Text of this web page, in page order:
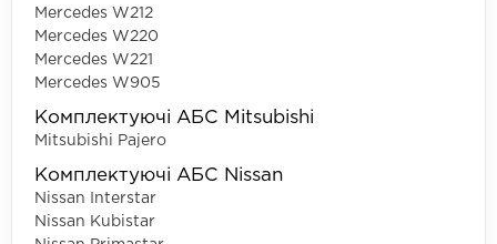
Mercedes W212
Mercedes W220
Mercedes W221
Mercedes W905
Комплектуючі АБС Mitsubishi
Mitsubishi Pajero
Комплектуючі АБС Nissan
Nissan Interstar
Nissan Kubistar